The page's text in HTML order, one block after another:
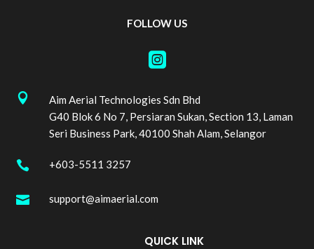
FOLLOW US


Aim Aerial Technologies Sdn Bhd
G40 Blok 6 No 7, Persiaran Sukan, Section 13, Laman
Seri Business Park, 40100 Shah Alam, Selangor
 +603-5511 3257
 support@aimaerial.com
QUICK LINK